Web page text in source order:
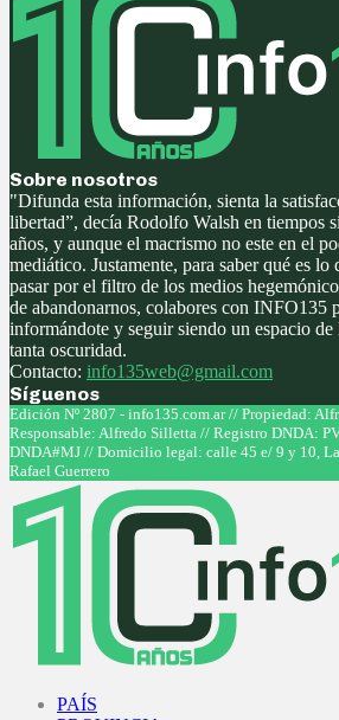
Sobre nosotros
"Difunda esta información, sienta la
libertad”, decía Rodolfo Walsh en tiempos
años, y aunque el macrismo no este en el
mediático. Justamente, para saber qué es lo
pasar por el filtro de los medios
de abandonarnos, colabores con INFO135
informándote y seguir siendo un espacio
tanta oscuridad.
Contacto: info135web@gmail.com
Síguenos
Facebook
Twitter
Instagram
Youtube
Edición Nº 2807 - info135.com.ar // Propiedad:
Responsable: Alfredo Silletta // Registro DNDA:
DNDA#MJ // Domicilio legal: calle 45 e/ 9 y 10,
Rafael Guerrero
PAÍS